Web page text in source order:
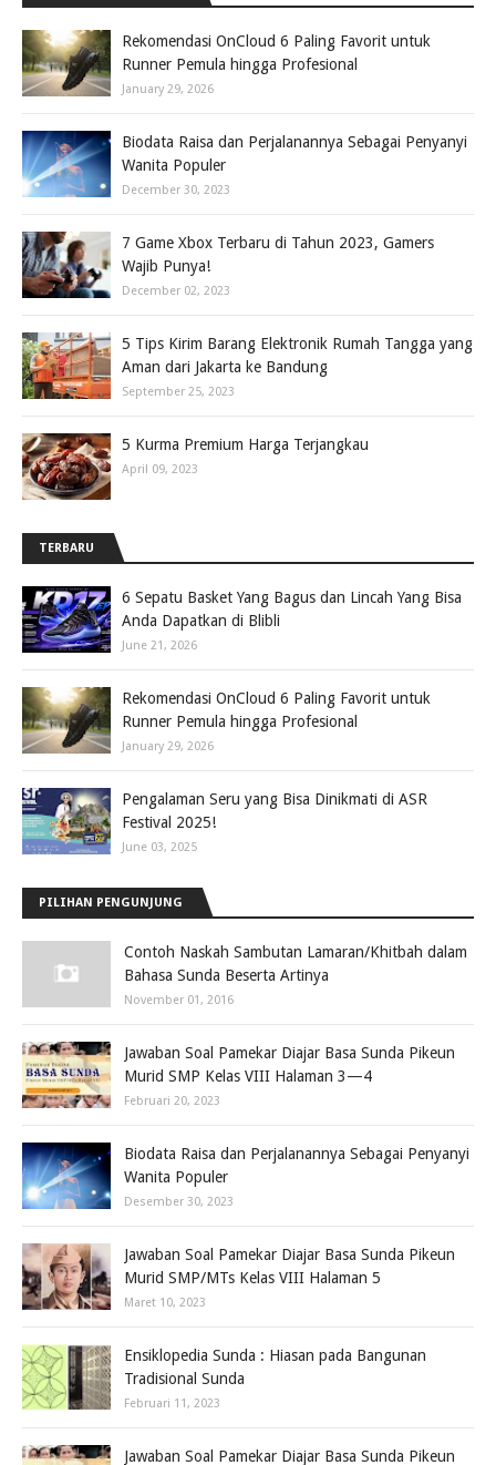
Rekomendasi OnCloud 6 Paling Favorit untuk
Runner Pemula hingga Profesional
January 29, 2026
Biodata Raisa dan Perjalanannya Sebagai Penyanyi
Wanita Populer
December 30, 2023
7 Game Xbox Terbaru di Tahun 2023, Gamers
Wajib Punya!
December 02, 2023
5 Tips Kirim Barang Elektronik Rumah Tangga yang
Aman dari Jakarta ke Bandung
September 25, 2023
5 Kurma Premium Harga Terjangkau
April 09, 2023
TERBARU
6 Sepatu Basket Yang Bagus dan Lincah Yang Bisa
Anda Dapatkan di Blibli
June 21, 2026
Rekomendasi OnCloud 6 Paling Favorit untuk
Runner Pemula hingga Profesional
January 29, 2026
Pengalaman Seru yang Bisa Dinikmati di ASR
Festival 2025!
June 03, 2025
PILIHAN PENGUNJUNG
Contoh Naskah Sambutan Lamaran/Khitbah dalam
Bahasa Sunda Beserta Artinya
November 01, 2016
Jawaban Soal Pamekar Diajar Basa Sunda Pikeun
Murid SMP Kelas VIII Halaman 3—4
Februari 20, 2023
Biodata Raisa dan Perjalanannya Sebagai Penyanyi
Wanita Populer
Desember 30, 2023
Jawaban Soal Pamekar Diajar Basa Sunda Pikeun
Murid SMP/MTs Kelas VIII Halaman 5
Maret 10, 2023
Ensiklopedia Sunda : Hiasan pada Bangunan
Tradisional Sunda
Februari 11, 2023
Jawaban Soal Pamekar Diajar Basa Sunda Pikeun